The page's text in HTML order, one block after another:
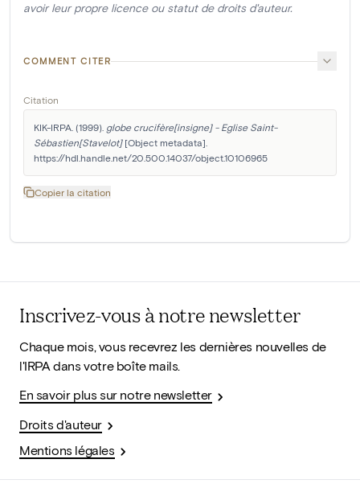
avoir leur propre licence ou statut de droits d'auteur.
COMMENT CITER
Citation
KIK-IRPA. (1999). globe crucifère[insigne] - Eglise Saint-
Sébastien[Stavelot] [Object metadata].
https://hdl.handle.net/20.500.14037/object.10106965
Copier la citation
Inscrivez-vous à notre newsletter
Chaque mois, vous recevrez les dernières nouvelles de
l'IRPA dans votre boîte mails.
En savoir plus sur notre newsletter
Droits d'auteur
Mentions légales